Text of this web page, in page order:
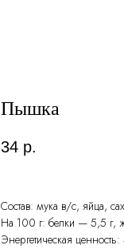
Пышка
34 р.
Состав: мука в/с, яйца,
На 100 г: белки — 5,5 г,
Энергетическая